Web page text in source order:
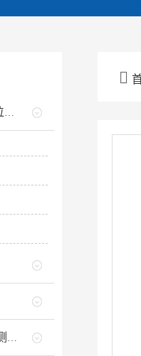

外测超声波液位计/液位开关
超声波液位计/界面仪/测深仪